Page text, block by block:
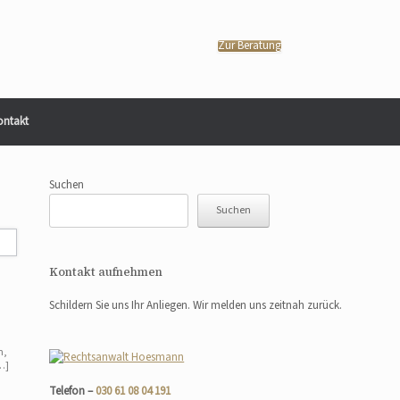
Zur Beratung
Suchen
Suchen
Kontakt aufnehmen
Schildern Sie uns Ihr Anliegen. Wir melden uns zeitnah zurück.
Telefon –030 61 08 04 191